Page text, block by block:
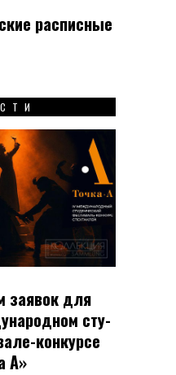
расписные
заявок для
сту­
кон­кур­се
А»